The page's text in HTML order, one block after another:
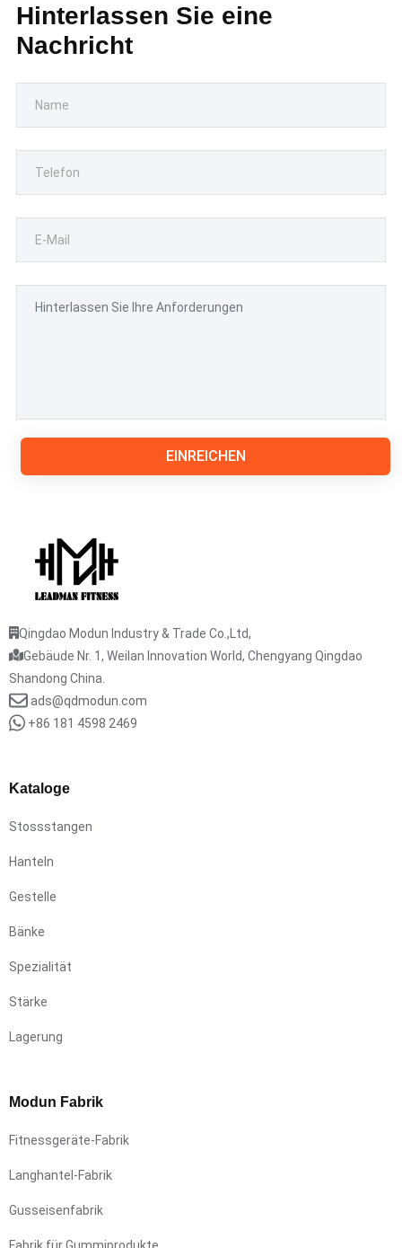
Hinterlassen Sie eine
Nachricht
EINREICHEN
Qingdao Modun Industry & Trade Co.,Ltd,
Gebäude Nr. 1, Weilan Innovation World, Chengyang Qingdao
Shandong China.
ads@qdmodun.com
+86 181 4598 2469
Kataloge
Stossstangen
Hanteln
Gestelle
Bänke
Spezialität
Stärke
Lagerung
Modun Fabrik
Fitnessgeräte-Fabrik
Langhantel-Fabrik
Gusseisenfabrik
Fabrik für Gummiprodukte